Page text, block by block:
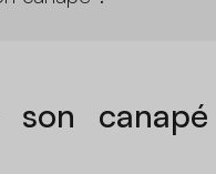
son canapé